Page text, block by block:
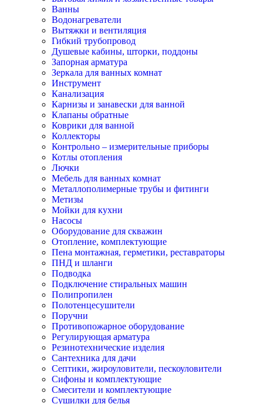
Ванны
Водонагреватели
Вытяжки и вентиляция
Гибкий трубопровод
Душевые кабины, шторки, поддоны
Запорная арматура
Зеркала для ванных комнат
Инструмент
Канализация
Карнизы и занавески для ванной
Клапаны обратные
Коврики для ванной
Коллекторы
Контрольно – измерительные приборы
Котлы отопления
Лючки
Мебель для ванных комнат
Металлополимерные трубы и фитинги
Метизы
Мойки для кухни
Насосы
Оборудование для скважин
Отопление, комплектующие
Пена монтажная, герметики, реставраторы
ПНД и шланги
Подводка
Подключение стиральных машин
Полипропилен
Полотенцесушители
Поручни
Противопожарное оборудование
Регулирующая арматура
Резинотехнические изделия
Сантехника для дачи
Септики, жироуловители, пескоуловители
Сифоны и комплектующие
Смесители и комплектующие
Сушилки для белья